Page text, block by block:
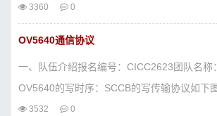
3360 0
OV5640通信协议
一、队伍介绍报名编号：CICC2623团队名称
OV5640的写时序：SCCB的写传输协议如下
3532 0